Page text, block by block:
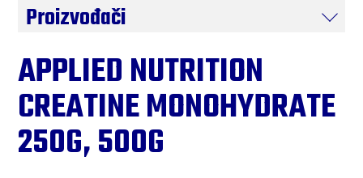
Proizvođači
APPLIED NUTRITION
CREATINE MONOHYDRATE
250G, 500G